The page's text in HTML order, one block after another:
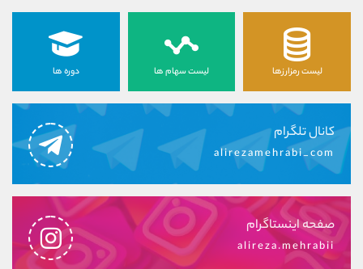
لیست رمزارزها لیست سهام ها دوره ها
کانال تلگرام
alirezamehrabi_com
صفحه اینستاگرام
alireza.mehrabii